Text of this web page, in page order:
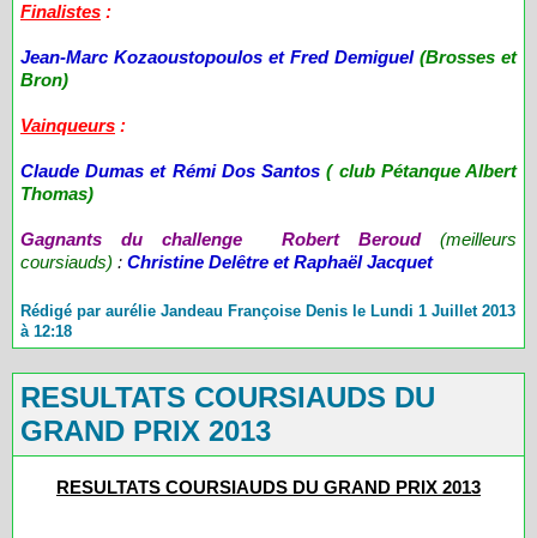
Finalistes :
Jean-Marc Kozaoustopoulos et Fred Demiguel (Brosses et
Bron)
Vainqueurs :
Claude Dumas et Rémi Dos Santos ( club Pétanque Albert
Thomas)
Gagnants du challenge Robert Beroud (meilleurs
coursiauds) : Christine Delêtre et Raphaël Jacquet
Rédigé par aurélie Jandeau Françoise Denis le Lundi 1 Juillet 2013
à 12:18
RESULTATS COURSIAUDS DU
GRAND PRIX 2013
RESULTATS COURSIAUDS DU GRAND PRIX 2013